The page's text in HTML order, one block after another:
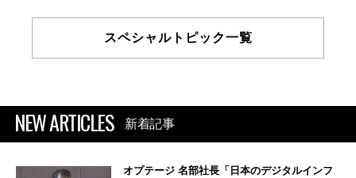
スペシャルトピック一覧
NEW ARTICLES 新着記事
オプテージ 名部社長「日本のデジタルインフ